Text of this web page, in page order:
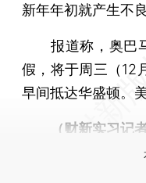
新年年初就产生不良
报道称，奥巴马
假，将于周三（12
早间抵达华盛顿。
（财新实习记